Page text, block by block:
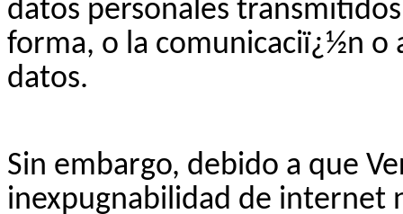
datos personales
forma, o la comunicaciï¿½n o
datos.
Sin embargo, debido a que
inexpugnabilidad de internet